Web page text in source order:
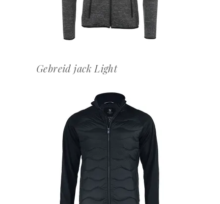
Gebreid jack Light
OFFERTEAANVRAAG